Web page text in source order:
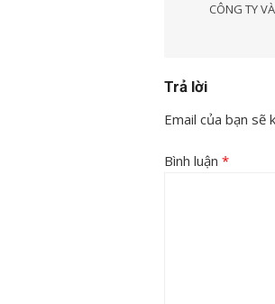
CÔNG TY
Trả lời
Email của bạn sẽ
Bình luận *